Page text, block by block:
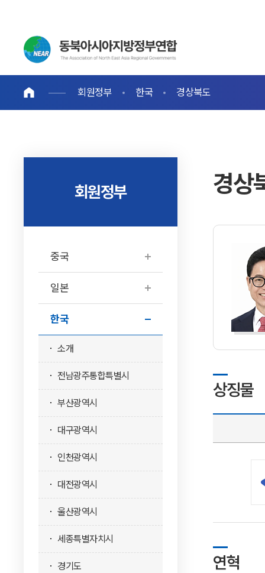
회원정부 한국 경상북도
회원정부
중국
일본
한국
소개
전남광주통합특별시
부산광역시
대구광역시
인천광역시
대전광역시
울산광역시
세종특별자치시
경기도
경상
상징물
연혁